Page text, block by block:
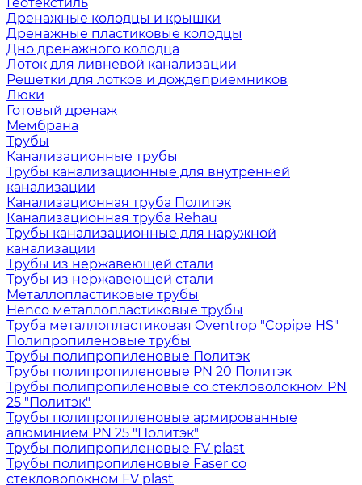
Дренажные колодцы и крышки
Дренажные пластиковые колодцы
Дно дренажного колодца
Лоток для ливневой канализации
Решетки для лотков и дождеприемников
Люки
Готовый дренаж
Мембрана
Трубы
Канализационные трубы
Трубы канализационные для внутренней
канализации
Канализационная труба Политэк
Канализационная труба Rehau
Трубы канализационные для наружной
канализации
Трубы из нержавеющей стали
Трубы из нержавеющей стали
Металлопластиковые трубы
Henco металлопластиковые трубы
Труба металлопластиковая Oventrop "Copipe HS"
Полипропиленовые трубы
Трубы полипропиленовые Политэк
Трубы полипропиленовые PN 20 Политэк
Трубы полипропиленовые со стекловолокном PN
25 "Политэк"
Трубы полипропиленовые армированные
алюминием PN 25 "Политэк"
Трубы полипропиленовые FV plast
Трубы полипропиленовые Faser со
стекловолокном FV plast